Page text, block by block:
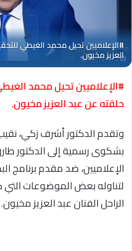
Oplus_131072
#الإعلاميين تحيل محمد
حلقته عن عبد العزيز مخيون.
وتقدم الدكتور أشرف زكي،
بشكوى رسمية إلى الدكتور
الإعلاميين، ضد مقدم برنامج
لتناوله بعض الموضوعات
الراحل الفنان عبد العزيز مخيون.